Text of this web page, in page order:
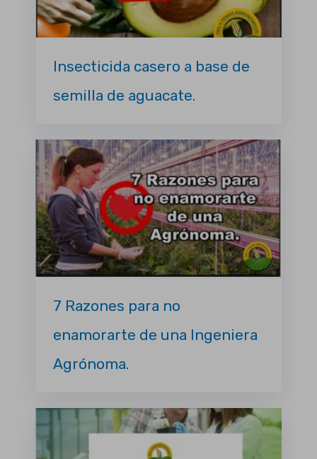
Insecticida casero a base de
semilla de aguacate.
7 Razones para no
enamorarte de una Ingeniera
Agrónoma.